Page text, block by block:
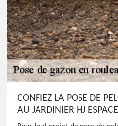
CONFIEZ LA POSE DE
AU JARDINIER HJ